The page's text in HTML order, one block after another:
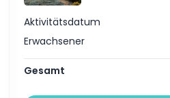
Aktivitätsdatum
Erwachsener
Gesamt